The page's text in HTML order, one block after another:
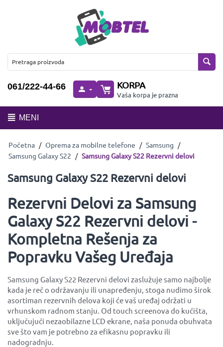
061/222-44-66 KORPA
Vaša korpa je prazna
MENI
Početna / Oprema za mobilne telefone / Samsung /
Samsung Galaxy S22 / Samsung Galaxy S22 Rezervni delovi
Samsung Galaxy S22 Rezervni delovi
Rezervni Delovi za Samsung
Galaxy S22 Rezervni delovi -
Kompletna Rešenja za
Popravku Vašeg Uređaja
Samsung Galaxy S22 Rezervni delovi zaslužuje samo najbolje
kada je reč o održavanju ili unapređenju, stoga nudimo širok
asortiman rezervnih delova koji će vaš uređaj održati u
vrhunskom radnom stanju. Od touch screenova do kućišta,
uključujući nezaobilazne LCD ekrane, naša ponuda obuhvata
sve što vam je potrebno za efikasnu popravku ili
nadogradnju.